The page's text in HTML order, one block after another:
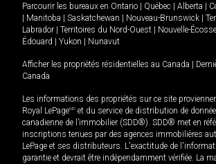
Parcourir les bureaux en Ontario Québec Alberta
Manitoba Saskatchewan Nouveau-Brunswick
Labrador
Territoires du Nord-Ouest Nouvelle-Écosse
Édouard
Yukon Nunavut
Afficher les propriétés résidentielles au Canada
Canada
Les informations des propriétés sur ce site
Royal LePageMD et du service de distribution de
canadienne de l’immobilier (SDD®). SDD® met en
inscriptions tenues par des agences immobilières
LePage et ses distributeurs. L'exactitude de
garantie et devrait être indépendamment vérifiée. La